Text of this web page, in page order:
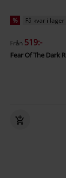
% Få kvar i lager
Från 519:-
Fear Of The Dark